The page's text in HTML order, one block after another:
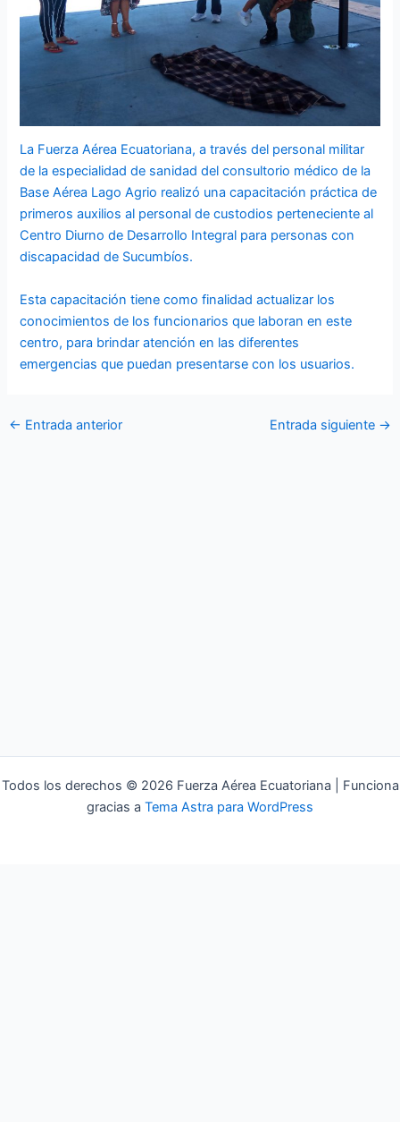
La Fuerza Aérea Ecuatoriana, a través del personal militar
de la especialidad de sanidad del consultorio médico de la
Base Aérea Lago Agrio realizó una capacitación práctica de
primeros auxilios al personal de custodios perteneciente al
Centro Diurno de Desarrollo Integral para personas con
discapacidad de Sucumbíos.
Esta capacitación tiene como finalidad actualizar los
conocimientos de los funcionarios que laboran en este
centro, para brindar atención en las diferentes
emergencias que puedan presentarse con los usuarios.
← Entrada anterior Entrada siguiente →
Todos los derechos © 2026 Fuerza Aérea Ecuatoriana | Funciona
gracias a Tema Astra para WordPress